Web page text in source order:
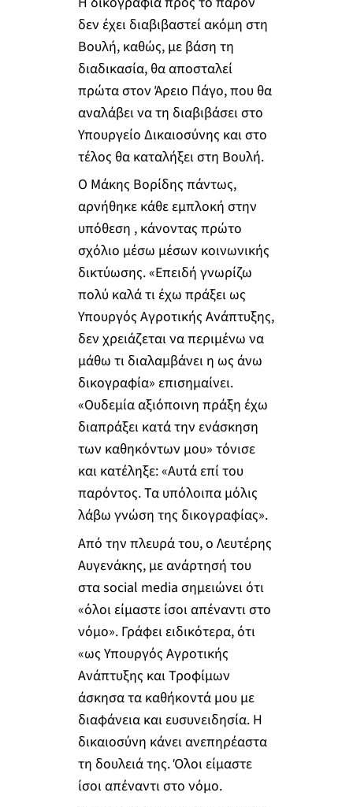
δεν έχει διαβιβαστεί ακόμη στη
Βουλή, καθώς, με βάση τη
διαδικασία, θα αποσταλεί
πρώτα στον Άρειο Πάγο, που θα
αναλάβει να τη διαβιβάσει στο
Υπουργείο Δικαιοσύνης και στο
τέλος θα καταλήξει στη Βουλή.
O Μάκης Βορίδης πάντως,
αρνήθηκε κάθε εμπλοκή στην
υπόθεση , κάνοντας πρώτο
σχόλιο μέσω μέσων κοινωνικής
δικτύωσης. «Επειδή γνωρίζω
πολύ καλά τι έχω πράξει ως
Υπουργός Αγροτικής Ανάπτυξης,
δεν χρειάζεται να περιμένω να
μάθω τι διαλαμβάνει η ως άνω
δικογραφία» επισημαίνει.
«Ουδεμία αξιόποινη πράξη έχω
διαπράξει κατά την ενάσκηση
των καθηκόντων μου» τόνισε
και κατέληξε: «Αυτά επί του
παρόντος. Τα υπόλοιπα μόλις
λάβω γνώση της δικογραφίας».
Από την πλευρά του, ο Λευτέρης
Αυγενάκης, με ανάρτησή του
στα social media σημειώνει ότι
«όλοι είμαστε ίσοι απέναντι στο
νόμο». Γράφει ειδικότερα, ότι
«ως Υπουργός Αγροτικής
Ανάπτυξης και Τροφίμων
άσκησα τα καθήκοντά μου με
διαφάνεια και ευσυνειδησία. Η
δικαιοσύνη κάνει ανεπηρέαστα
τη δουλειά της. Όλοι είμαστε
ίσοι απέναντι στο νόμο.